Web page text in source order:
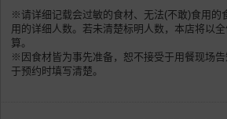
※请详细记载会过敏的食材、无法(不敢)食用的
用的详细人数。若未清楚标明人数，本店将以
算。
※因食材皆为事先准备，恕不接受于用餐现场
于预约时填写清楚。